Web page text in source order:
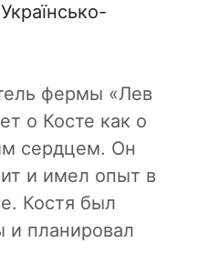
Українсько-
фермы «Лев
о Косте как о
сердцем. Он
и имел опыт в
Костя был
и планировал